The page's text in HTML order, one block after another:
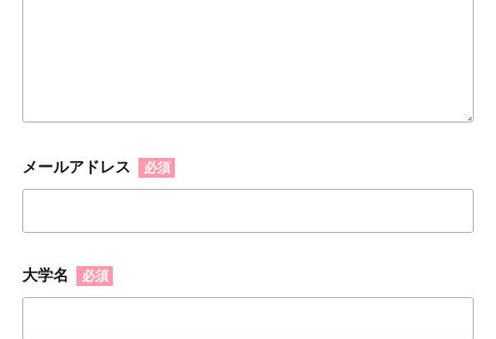
メールアドレス 必須
大学名 必須